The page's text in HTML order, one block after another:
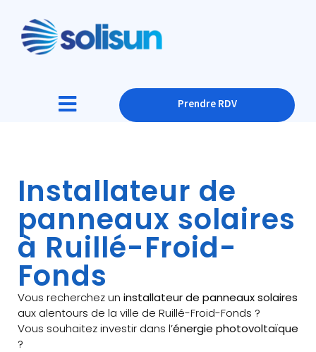
Prendre RDV
Installateur de
panneaux solaires
à Ruillé-Froid-
Fonds
Vous recherchez un installateur de panneaux solaires
aux alentours de la ville de Ruillé-Froid-Fonds ?
Vous souhaitez investir dans l’énergie photovoltaïque
?